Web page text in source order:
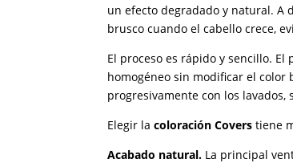
un efecto degradado y natural. A
brusco cuando el cabello crece,
El proceso es rápido y sencillo.
homogéneo sin modificar el color
progresivamente con los
Elegir lacoloración Covers tiene
Acabado natural. La principal